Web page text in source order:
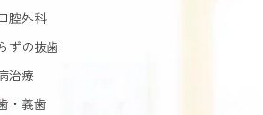
腔外科
ずの抜歯
治療
・義歯